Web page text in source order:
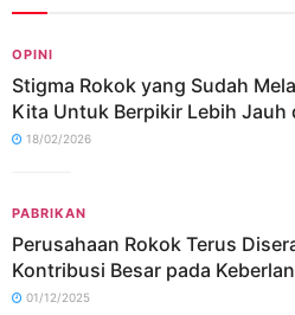
OPINI
Stigma Rokok yang Sudah
Kita Untuk Berpikir Lebih Jauh
18/02/2026
PABRIKAN
Perusahaan Rokok Terus
Kontribusi Besar pada
01/12/2025